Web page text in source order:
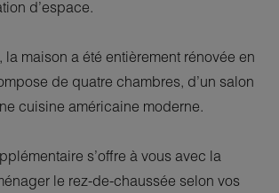
d’espace.
la maison a été entièrement rénovée en
de quatre chambres, d’un salon
cuisine américaine moderne.
s’offre à vous avec la
le rez-de-chaussée selon vos